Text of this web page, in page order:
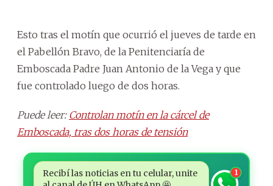
Esto tras el motín que ocurrió el jueves de tarde en
el Pabellón Bravo, de la Penitenciaría de
Emboscada Padre Juan Antonio de la Vega y que
fue controlado luego de dos horas.
Puede leer: Controlan motín en la cárcel de
Emboscada, tras dos horas de tensión
Recibí las noticias en tu celular, unite
1